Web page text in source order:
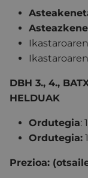
DBH 3., 4.,
HELDUAK
Ordutegia:
Ordutegia:
Prezioa: